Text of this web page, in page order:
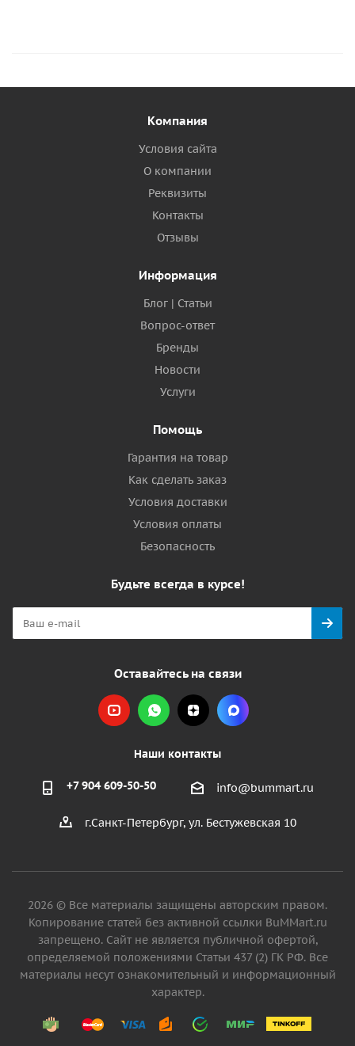
Компания
Условия сайта
О компании
Реквизиты
Контакты
Отзывы
Информация
Блог | Статьи
Вопрос-ответ
Бренды
Новости
Услуги
Помощь
Гарантия на товар
Как сделать заказ
Условия доставки
Условия оплаты
Безопасность
Будьте всегда в курсе!
Оставайтесь на связи
Наши контакты
+7 904 609-50-50 info@bummart.ru
г.Санкт-Петербург, ул. Бестужевская 10
2026 © Все материалы защищены авторским правом.
Копирование статей без активной ссылки BuMMart.ru
запрещено. Сайт не является публичной офертой,
определяемой положениями Статьи 437 (2) ГК РФ. Все
материалы несут ознакомительный и информационный
характер.